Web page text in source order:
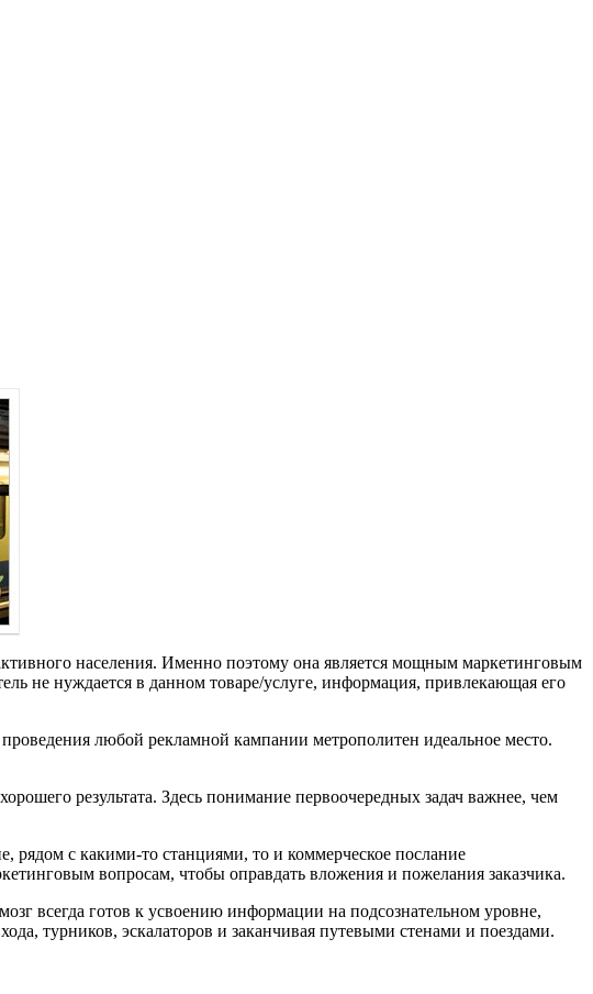
населения. Именно поэтому она является мощным маркетинговым
не нуждается в данном товаре/услуге, информация, привлекающая его
любой рекламной кампании метрополитен идеальное место.
результата. Здесь понимание первоочередных задач важнее, чем
с какими-то станциями, то и коммерческое послание
вопросам, чтобы оправдать вложения и пожелания заказчика.
всегда готов к усвоению информации на подсознательном уровне,
турников, эскалаторов и заканчивая путевыми стенами и поездами.